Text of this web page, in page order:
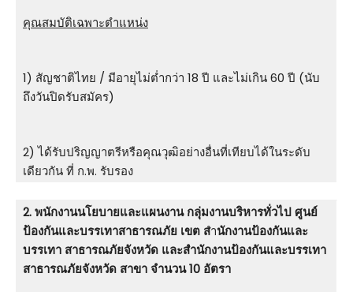
คุณสมบัติเฉพาะตำแหน่ง
1) สัญชาติไทย / มีอายุไม่ต่ำกว่า 18 ปี และไม่เกิน 60 ปี (นับ
ถึงวันปิดรับสมัคร)
2) ได้รับปริญญาตรีหรือคุณวุฒิอย่างอื่นที่เทียบได้ในระดับ
เดียวกัน ที่ ก.พ. รับรอง
2. พนักงานนโยบายและแผนงาน กลุ่มงานบริหารทั่วไป ศูนย์
ป้องกันและบรรเทาสาธารณภัย เขต สำนักงานป้องกันและ
บรรเทา สาธารณภัยจังหวัด และสำนักงานป้องกันและบรรเทา
สาธารณภัยจังหวัด สาขา จำนวน 10 อัตรา